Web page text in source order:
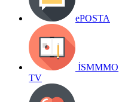
ePOSTA
İSMMMO
TV